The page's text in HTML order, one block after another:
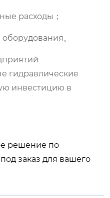
расходы；
。
гидравлические
инвестицию в
решение по
заказ для вашего